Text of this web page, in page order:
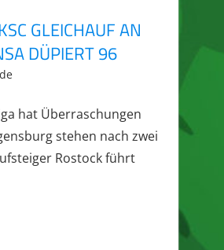
GLEICHAUF AN
DÜPIERT 96
hat Überraschungen
stehen nach zwei
Rostock führt